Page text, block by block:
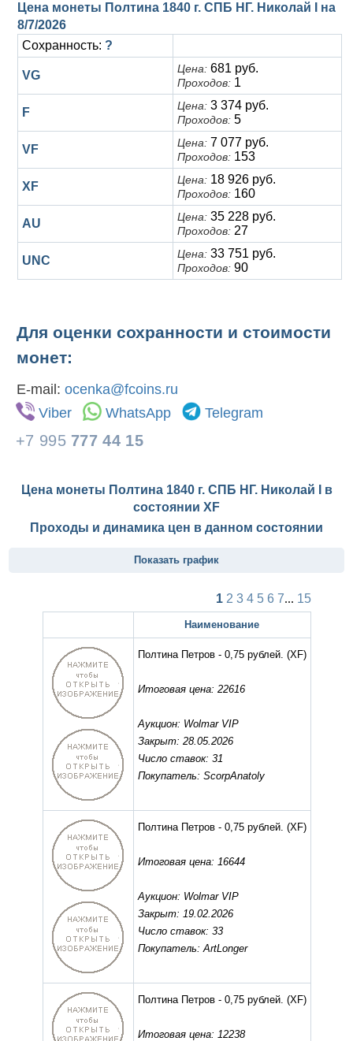
Цена монеты Полтина 1840 г. СПБ НГ. Николай I на
8/7/2026
Сохранность: ?
VG Цена: 681 руб.
Проходов: 1
F Цена: 3 374 руб.
Проходов: 5
VF Цена: 7 077 руб.
Проходов: 153
XF Цена: 18 926 руб.
Проходов: 160
AU Цена: 35 228 руб.
Проходов: 27
UNC Цена: 33 751 руб.
Проходов: 90
Для оценки сохранности и стоимости
монет:
E-mail: ocenka@fcoins.ru
Viber
WhatsApp Telegram
+7 995 777 44 15
Цена монеты Полтина 1840 г. СПБ НГ. Николай I в
состоянии XF
Проходы и динамика цен в данном состоянии
Показать график
1 2 3 4 5 6 7... 15
Наименование
Полтина Петров - 0,75 рублей. (XF)
Итоговая цена: 22616
Аукцион: Wolmar VIP
Закрыт: 28.05.2026
Число ставок: 31
Покупатель: ScorpAnatoly
Полтина Петров - 0,75 рублей. (XF)
Итоговая цена: 16644
Аукцион: Wolmar VIP
Закрыт: 19.02.2026
Число ставок: 33
Покупатель: ArtLonger
Полтина Петров - 0,75 рублей. (XF)
Итоговая цена: 12238